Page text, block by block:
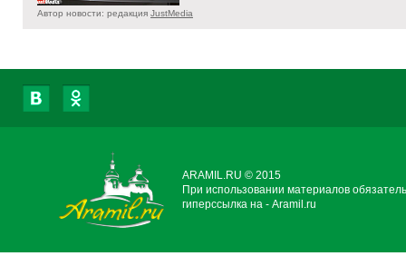
Автор новости: редакция JustMedia
ARAMIL.RU © 2015
При использовании материалов
гиперссылка на - Aramil.ru